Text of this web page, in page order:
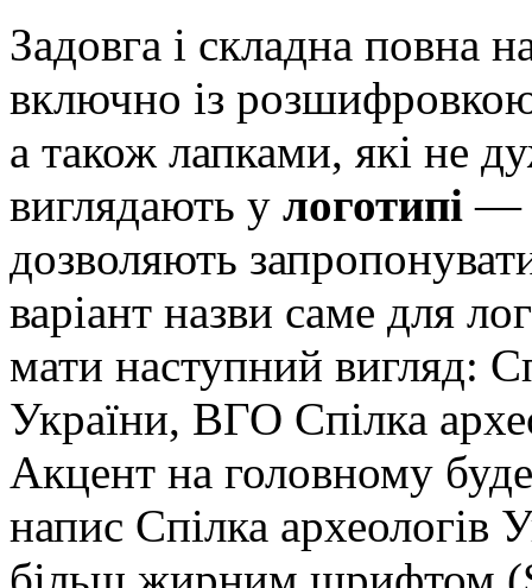
Задовга і складна повна
включно із
а також лапками, які не
виглядають у логотипі —
дозволяють
варіант назви саме для
мати наступний вигляд:
України, ВГО Спілка
Акцент на головному
напис Спілка археологів